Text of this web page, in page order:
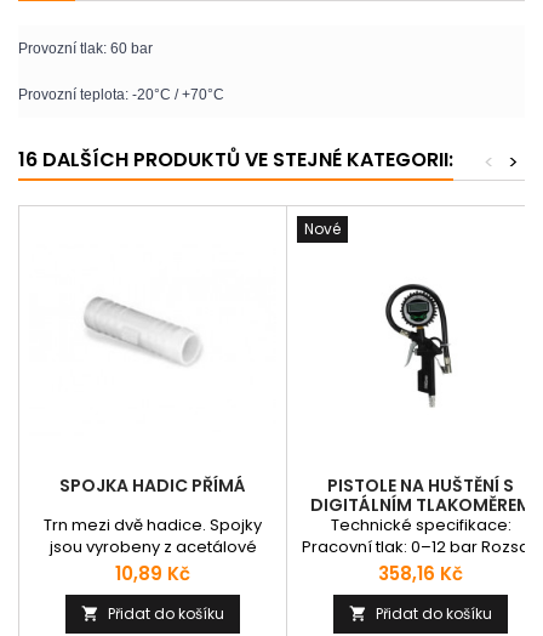
Provozní tlak: 60 bar
Provozní teplota: -20°C / +70°C
16 DALŠÍCH PRODUKTŮ VE STEJNÉ KATEGORII: >
<
SPOJKA HADIC PŘÍMÁ
Trn mezi dvě hadice. Spojky
jsou vyrobeny z acetálové
pryskyřice (POM). Bezpečně a
spolehlivě spojují potrubí
vedoucí různá média v různých
Cena
10,89 Kč
 Přidat do košíku
Nové
PISTOLE NA HUŠTĚNÍ S
DIGITÁLNÍM TLAKOMĚREM
Technické specifikace:
Pracovní tlak: 0–12 bar Rozsah
manometru: 0–16 bar Délka
hadičky: 300 mm Připojení
vzduchu: 1/4" Vlastnosti
Cena
358,16 Kč
 Přidat do košíku